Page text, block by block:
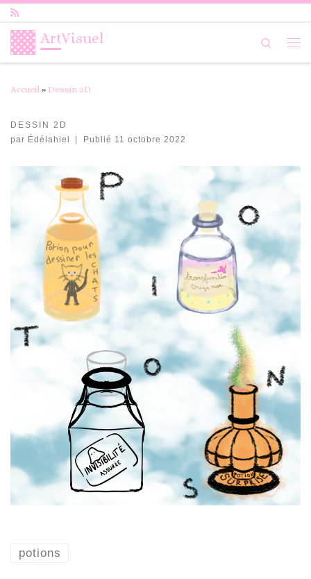
ArtVisuel
Search
Accueil » Dessin 2D
DESSIN 2D
par Édélahiel | Publié 11 octobre 2022
potions